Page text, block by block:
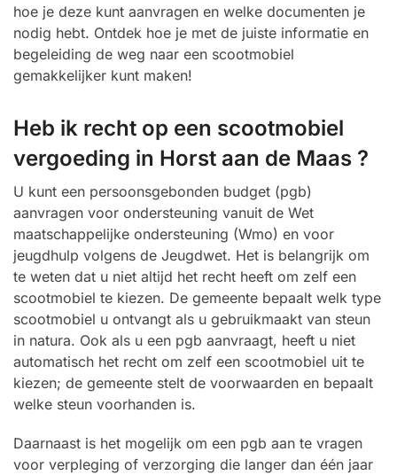
hoe je deze kunt aanvragen en welke documenten je
nodig hebt. Ontdek hoe je met de juiste informatie en
begeleiding de weg naar een scootmobiel
gemakkelijker kunt maken!
Heb ik recht op een scootmobiel
vergoeding in Horst aan de Maas ?
U kunt een persoonsgebonden budget (pgb)
aanvragen voor ondersteuning vanuit de Wet
maatschappelijke ondersteuning (Wmo) en voor
jeugdhulp volgens de Jeugdwet. Het is belangrijk om
te weten dat u niet altijd het recht heeft om zelf een
scootmobiel te kiezen. De gemeente bepaalt welk type
scootmobiel u ontvangt als u gebruikmaakt van steun
in natura. Ook als u een pgb aanvraagt, heeft u niet
automatisch het recht om zelf een scootmobiel uit te
kiezen; de gemeente stelt de voorwaarden en bepaalt
welke steun voorhanden is.
Daarnaast is het mogelijk om een pgb aan te vragen
voor verpleging of verzorging die langer dan één jaar